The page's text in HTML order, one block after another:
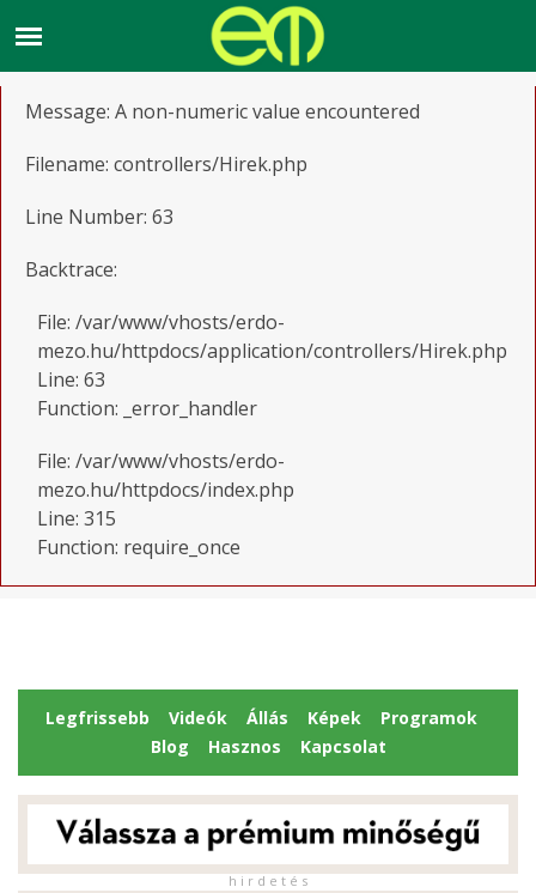
A PHP Error was encountered
Message: A non-numeric value encountered
Filename: controllers/Hirek.php
Line Number: 63
Backtrace:
File: /var/www/vhosts/erdo-
mezo.hu/httpdocs/application/controllers/Hirek.php
Line: 63
Function: _error_handler
File: /var/www/vhosts/erdo-
mezo.hu/httpdocs/index.php
Line: 315
Function: require_once
Legfrissebb Videók Állás Képek
Programok
Blog
Hasznos Kapcsolat
h i r d e t é s